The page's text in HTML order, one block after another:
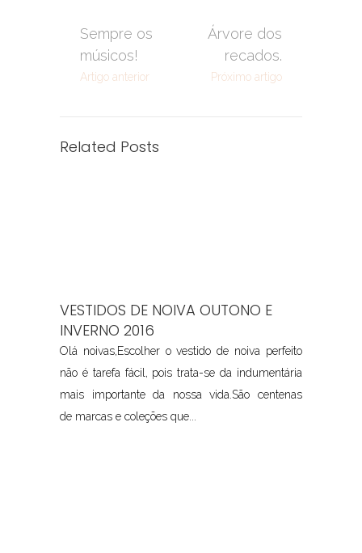
Sempre os
músicos!
Artigo anterior
Árvore dos
recados.
Próximo artigo
Related Posts
VESTIDOS DE NOIVA OUTONO E
INVERNO 2016
Olá noivas,Escolher o vestido de noiva perfeito
não é tarefa fácil, pois trata-se da indumentária
mais importante da nossa vida.São centenas
de marcas e coleções que...